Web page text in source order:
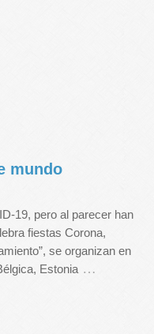
mundo
19, pero al parecer han
fiestas Corona,
se organizan en
Estonia …